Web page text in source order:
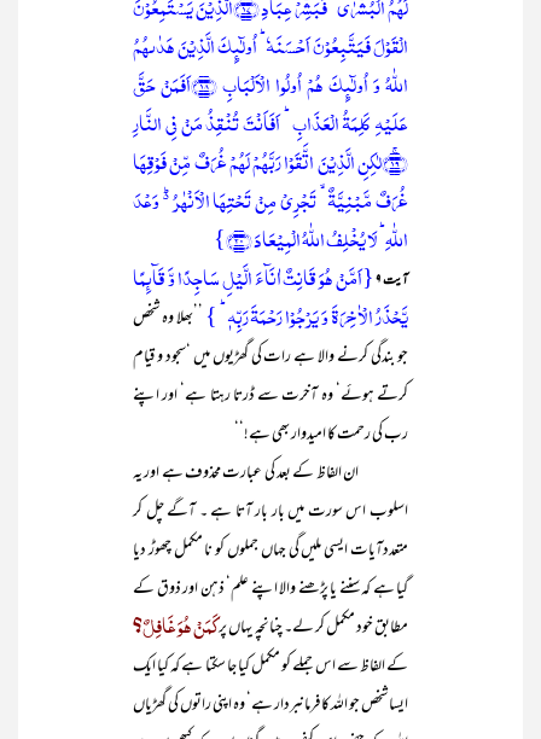
الۡقَوۡلَ فَیَتَّبِعُوۡنَ اَحۡسَنَہٗ ؕ اُولٰٓئِکَ الَّذِیۡنَ ہَدٰىہُمُ
اللّٰہُ وَ اُولٰٓئِکَ ہُمۡ اُولُوا الۡاَلۡبَابِ ﴿۱۸﴾اَفَمَنۡ حَقَّ
عَلَیۡہِ کَلِمَۃُ الۡعَذَابِ ؕ اَفَاَنۡتَ تُنۡقِذُ مَنۡ فِی النَّارِ
﴿ۚ۱۹﴾لٰکِنِ الَّذِیۡنَ اتَّقَوۡا رَبَّہُمۡ لَہُمۡ غُرَفٌ مِّنۡ فَوۡقِہَا
غُرَفٌ مَّبۡنِیَّۃٌ ۙ تَجۡرِیۡ مِنۡ تَحۡتِہَا الۡاَنۡہٰرُ ۬ؕ وَعۡدَ
اللّٰہِ ؕ لَا یُخۡلِفُ اللّٰہُ الۡمِیۡعَادَ ﴿۲۰﴾}
آیت ۹ {اَمَّنۡ ہُوَ قَانِتٌ اٰنَآءَ الَّیۡلِ سَاجِدًا وَّ قَآئِمًا
یَّحۡذَرُ الۡاٰخِرَۃَ وَ یَرۡجُوۡا رَحۡمَۃَ رَبِّہٖ ؕ } ’’بھلا وہ شخص
جو بندگی کرنے والا ہے رات کی گھڑیوں میں ‘سجود و قیام
کرتے ہوئے‘ وہ آخرت سے ڈرتا رہتا ہے‘ اور اپنے
رب کی رحمت کا امیدوار بھی ہے!‘‘
ان الفاظ کے بعد کی عبارت محذوف ہے اور یہ
اسلوب اس سورت میں بار بار آتا ہے ۔ آگے چل کر
متعددآیات ایسی ملیں گی جہاں جملوں کو نا مکمل چھوڑ دیا
گیا ہے کہ سننے یا پڑھنے والا اپنے علم‘ ذہن اور ذوق کے
مطابق خود مکمل کر لے۔ چنانچہ یہاں پرکَمَنْ ھُوَ غَافِلٌ؟
کے الفاظ سے اس جملے کو مکمل کیا جا سکتا ہے کہ کیا ایک
ایسا شخص جو اللہ کا فرمانبردار ہے‘ وہ اپنی راتوں کی گھڑیاں